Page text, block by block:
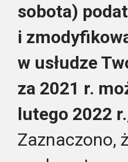
sobota)
i
w usłudze
za 2021 r.
lutego 2022
Zaznaczono,